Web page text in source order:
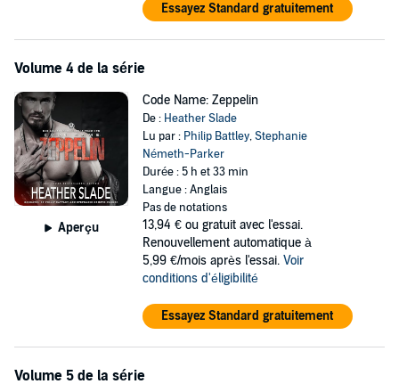
Essayez Standard gratuitement
Volume 4 de la série
Aperçu
Code Name: Zeppelin
De : Heather Slade
Lu par : Philip Battley,Stephanie
Németh-Parker
Durée : 5 h et 33 min
Langue : Anglais
Pas de notations
13,94 € ou gratuit avec l'essai.
Renouvellement automatique à
5,99 €/mois après l'essai. Voir
conditions d'éligibilité
Essayez Standard gratuitement
Volume 5 de la série